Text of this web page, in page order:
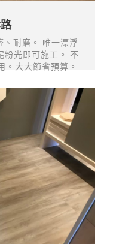
、耐磨。 唯一漂浮
粉光即可施工。 不
。大大節省預算。